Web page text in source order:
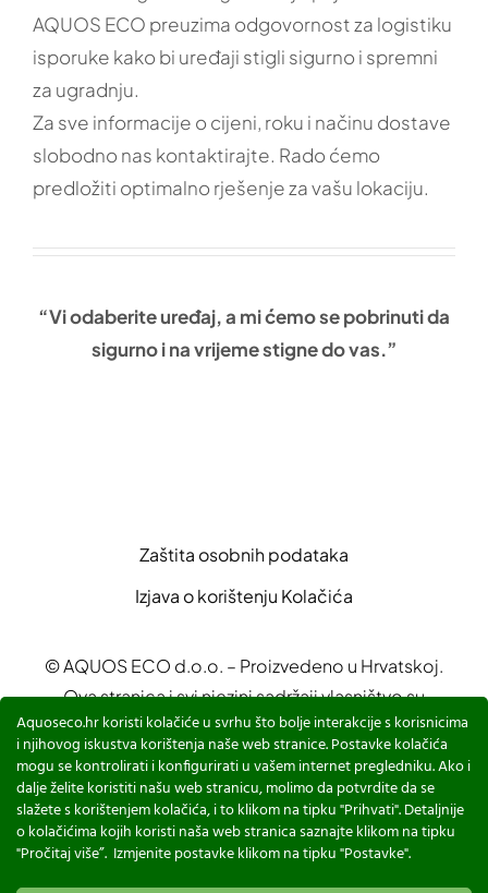
AQUOS ECO preuzima odgovornost za logistiku
isporuke kako bi uređaji stigli sigurno i spremni
za ugradnju.
Za sve informacije o cijeni, roku i načinu dostave
slobodno nas kontaktirajte. Rado ćemo
predložiti optimalno rješenje za vašu lokaciju.
“Vi odaberite uređaj, a mi ćemo se pobrinuti da
sigurno i na vrijeme stigne do vas.”
Zaštita osobnih podataka
Izjava o korištenju Kolačića
© AQUOS ECO d.o.o. – Proizvedeno u Hrvatskoj.
Ova stranica i svi njezini sadržaji vlasništvo su
AQUOS ECO d.o.o.
Sadržaji su namijenjeni za prezentaciju proizvoda i
edukaciji o sustavima za pročišćavanje otpadnih
voda
Powered byStudio Web Art
Aquoseco.hr koristi kolačiće u svrhu što bolje interakcije s korisnicima
i njihovog iskustva korištenja naše web stranice. Postavke kolačića
mogu se kontrolirati i konfigurirati u vašem internet pregledniku. Ako i
dalje želite koristiti našu web stranicu, molimo da potvrdite da se
slažete s korištenjem kolačića, i to klikom na tipku "Prihvati". Detaljnije
o kolačićima kojih koristi naša web stranica saznajte klikom na tipku
"Pročitaj više”. Izmjenite postavke klikom na tipku "Postavke".